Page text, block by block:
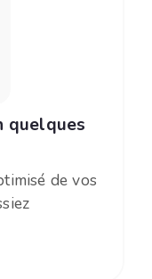
quelques
de vos